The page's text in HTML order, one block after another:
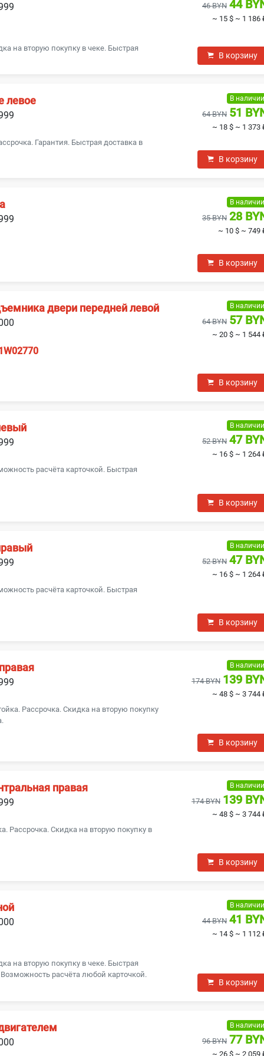
на вторую покупку в чеке. Быстрая
46 BYN 44
~ 15 $ ~ 1 186
В корзину
левое
Гарантия. Быстрая доставка в
В наличии
64 BYN 51
~ 18 $ ~ 1 373
В корзину
В наличии
35 BYN 28
~ 10 $ ~ 749
В корзину
двери передней левой В наличии
64 BYN 57
~ 20 $ ~ 1 544
В корзину
расчёта карточкой. Быстрая
В наличии
52 BYN 47
~ 16 $ ~ 1 264
В корзину
расчёта карточкой. Быстрая
В наличии
52 BYN 47
~ 16 $ ~ 1 264
В корзину
Рассрочка. Скидка на вторую покупку
В наличии
174 BYN 139
~ 48 $ ~ 3 744
В корзину
правая
Рассрочка. Скидка на вторую покупку в
В наличии
174 BYN 139
~ 48 $ ~ 3 744
В корзину
на вторую покупку в чеке. Быстрая
расчёта любой карточкой.
В наличии
44 BYN 41
~ 14 $ ~ 1 112
В корзину
В наличии
96 BYN 77
~ 26 $ ~ 2 059